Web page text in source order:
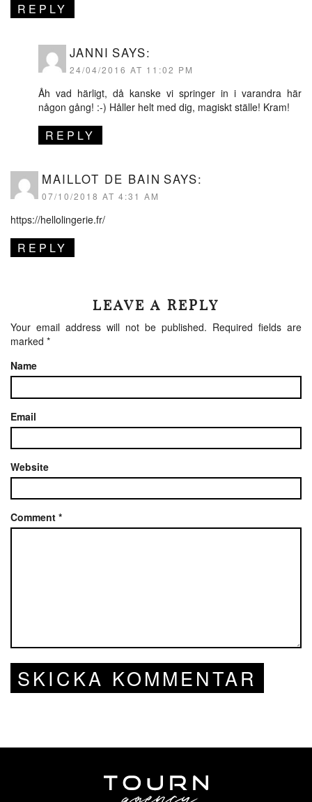
REPLY
JANNI SAYS:
24/04/2016 AT 11:02 PM
Åh vad härligt, då kanske vi springer in i varandra här
någon gång! :-) Håller helt med dig, magiskt ställe! Kram!
REPLY
MAILLOT DE BAIN SAYS:
07/10/2018 AT 4:31 AM
https://hellolingerie.fr/
REPLY
LEAVE A REPLY
Your email address will not be published. Required fields are
marked *
Name
Email
Website
Comment *
SKICKA KOMMENTAR